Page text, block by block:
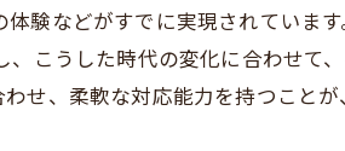
験などがすでに実現されていま
、こうした時代の変化に合わせて
せ、柔軟な対応能力を持つこと